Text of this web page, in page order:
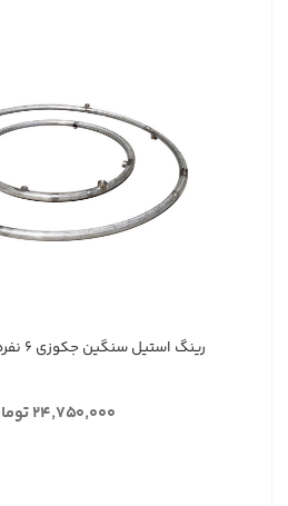
رینگ استیل سنگین جکوزی ۶ نفره
۲۴,۷۵۰,۰۰۰ تومان